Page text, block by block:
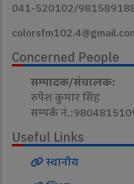
041-520102/
Concerned People
सम्पादक/संचालक:
रुपेश कुमार सिंह
सम्पर्क
Useful Links
स्थानीय